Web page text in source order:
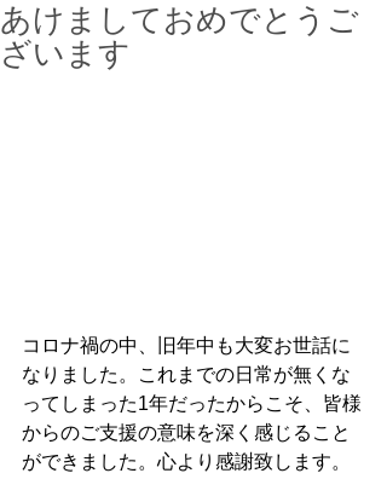
あけましておめでとうご
ざいます
コロナ禍の中、旧年中も大変お世話に
なりました。これまでの日常が無くな
ってしまった1年だったからこそ、皆様
からのご支援の意味を深く感じること
ができました。心より感謝致します。